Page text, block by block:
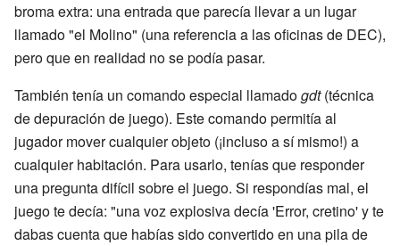
broma extra: una entrada que parecía llevar a un lugar
llamado "el Molino" (una referencia a las oficinas de DEC),
pero que en realidad no se podía pasar.
También tenía un comando especial llamadogdt(técnica
de depuración de juego). Este comando permitía al
jugador mover cualquier objeto (¡incluso a sí mismo!) a
cualquier habitación. Para usarlo, tenías que responder
una pregunta difícil sobre el juego. Si respondías mal, el
juego te decía: "una voz explosiva decía 'Error, cretino' y te
dabas cuenta que habías sido convertido en una pila de